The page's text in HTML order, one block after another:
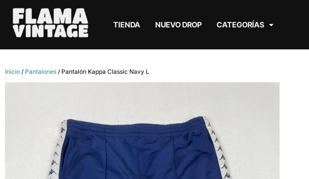
TIENDA NUEVO DROP CATEGORÍAS
Inicio / Pantalones / Pantalón Kappa Classic Navy L